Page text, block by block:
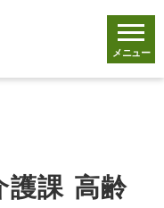
メニュー
護課 高齢